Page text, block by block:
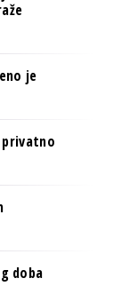
je
doba